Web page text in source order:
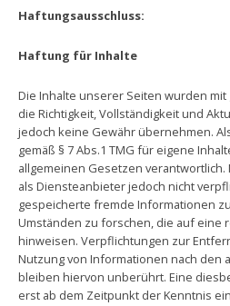
Haftungsausschluss:
Haftung für Inhalte
Die Inhalte unserer Seiten wurden
die Richtigkeit, Vollständigkeit und
jedoch keine Gewähr übernehmen.
gemäß § 7 Abs.1 TMG für eigene
allgemeinen Gesetzen verantwortlich.
als Diensteanbieter jedoch nicht
gespeicherte fremde Informationen
Umständen zu forschen, die auf eine
hinweisen. Verpflichtungen zur
Nutzung von Informationen nach den
bleiben hiervon unberührt. Eine
erst ab dem Zeitpunkt der Kenntnis